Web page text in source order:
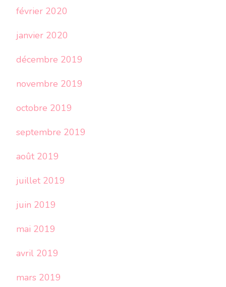
février 2020
janvier 2020
décembre 2019
novembre 2019
octobre 2019
septembre 2019
août 2019
juillet 2019
juin 2019
mai 2019
avril 2019
mars 2019